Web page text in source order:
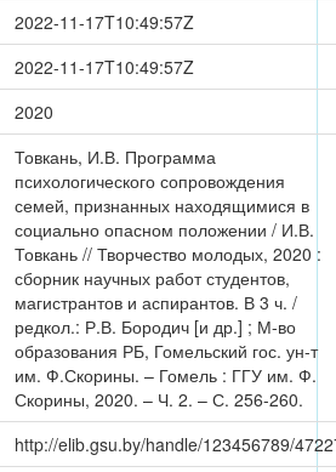
2022-11-17T10:49:57Z
2022-11-17T10:49:57Z
2020
Товкань, И.В. Программа
психологического сопровождения
семей, признанных находящимися в
социально опасном положении / И.В.
Товкань // Творчество молодых, 2020 :
сборник научных работ студентов,
магистрантов и аспирантов. В 3 ч. /
редкол.: Р.В. Бородич [и др.] ; М-во
образования РБ, Гомельский гос. ун-т
им. Ф.Скорины. – Гомель : ГГУ им. Ф.
Скорины, 2020. – Ч. 2. – С. 256-260.
http://elib.gsu.by/handle/123456789/